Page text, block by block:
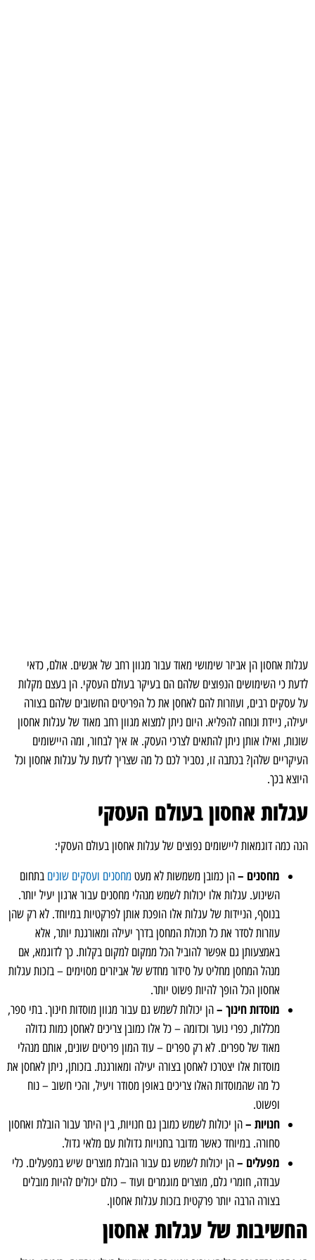
עגלות אחסון הן אביזר שימושי מאוד עבור מגוון רחב של אנשים. אולם, כדאי
לדעת כי השימושים הנפוצים שלהם הם בעיקר בעולם העסקי. הן בעצם מקלות
על עסקים רבים, ועוזרות להם לאחסן את כל הפריטים החשובים שלהם בצורה
יעילה, ניידת ונוחה להפליא. היום ניתן למצוא מגוון רחב מאוד של עגלות אחסון
שונות, ואילו אותן ניתן להתאים לצרכי העסק. אז איך לבחור, ומה היישומים
העיקריים שלהן? בכתבה זו, נסביר לכם כל מה שצריך לדעת על עגלות אחסון וכל
היוצא בכך.
עגלות אחסון בעולם העסקי
הנה כמה דוגמאות ליישומים נפוצים של עגלות אחסון בעולם העסקי:
מחסנים –הן כמובן משמשות לא מעט מחסנים ועסקים שונים בתחום
השינוע. עגלות אלו יכולות לשמש מנהלי מחסנים עבור ארגון יעיל יותר.
בנוסף, הניידות של עגלות אלו הופכת אותן לפרקטיות במיוחד. לא רק שהן
עוזרות לסדר את כל תכולת המחסן בדרך יעילה ומאורגנת יותר, אלא
באמצעותן גם אפשר להוביל הכל ממקום למקום בקלות. כך לדוגמא, אם
מנהל המחסן מחליט על סידור מחדש של אביזרים מסוימים – בזכות עגלות
אחסון הכל הופך להיות פשוט יותר.
מוסדות חינוך –הן יכולות לשמש גם עבור מגוון מוסדות חינוך. בתי ספר,
מכללות, כפרי נוער וכדומה – כל אלו כמובן צריכים לאחסן כמות גדולה
מאוד של ספרים. לא רק ספרים – עוד המון פריטים שונים, אותם מנהלי
מוסדות אלו יצטרכו לאחסן בצורה יעילה ומאורגנת. בזכותן, ניתן לאחסן את
כל מה שהמוסדות האלו צריכים באופן מסודר ויעיל, והכי חשוב – נוח
ופשוט.
חנויות –הן יכולות לשמש כמובן גם חנויות, בין היתר עבור הובלת ואחסון
סחורה. במיוחד כאשר מדובר בחנויות גדולות עם מלאי גדול.
מפעלים –הן יכולות לשמש גם עבור הובלת מוצרים שיש במפעלים. כלי
עבודה, חומרי גלם, מוצרים מוגמרים ועוד – כולם יכולים להיות מובלים
בצורה הרבה יותר פרקטית בזכות עגלות אחסון.
החשיבות של עגלות אחסון